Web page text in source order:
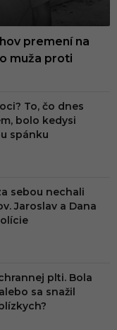
premení na
muža proti
To, čo dnes
bolo kedysi
spánku
sebou nechali
Jaroslav a Dana
plti. Bola
sa snažil